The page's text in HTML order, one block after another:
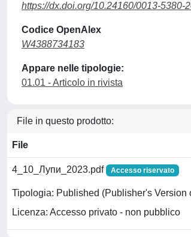
https://dx.doi.org/10.24160/0013-5380-
Codice OpenAlex
W4388734183
Appare nelle tipologie:
01.01 - Articolo in rivista
File in questo prodotto:
File
4_10_Лупи_2023.pdf Accesso riservato
Tipologia: Published (Publisher's Version
Licenza: Accesso privato - non pubblico